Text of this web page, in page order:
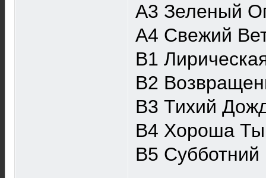
A3 Зеленый
A4 Свежий
B1
B2
B3 Тихий
B4 Хороша
B5 Субботний